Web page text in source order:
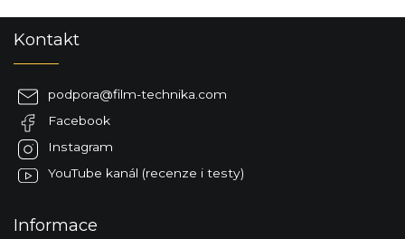
Kontakt
podpora@film-technika.com
Facebook
Instagram
YouTube kanál (recenze i testy)
Informace